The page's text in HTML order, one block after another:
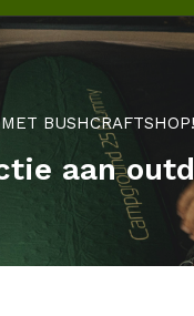
BUSHCRAFTSHOP!
aan